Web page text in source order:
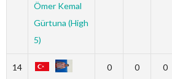
Ömer Kemal
Gürtuna (High
5)
14
0 0 0